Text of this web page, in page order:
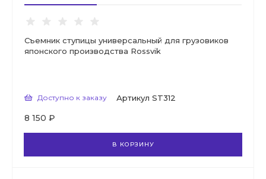
Съемник ступицы универсальный для грузовиков
японского производства Rossvik
Доступно к заказу Артикул ST312
8 150 ₽
В КОРЗИНУ